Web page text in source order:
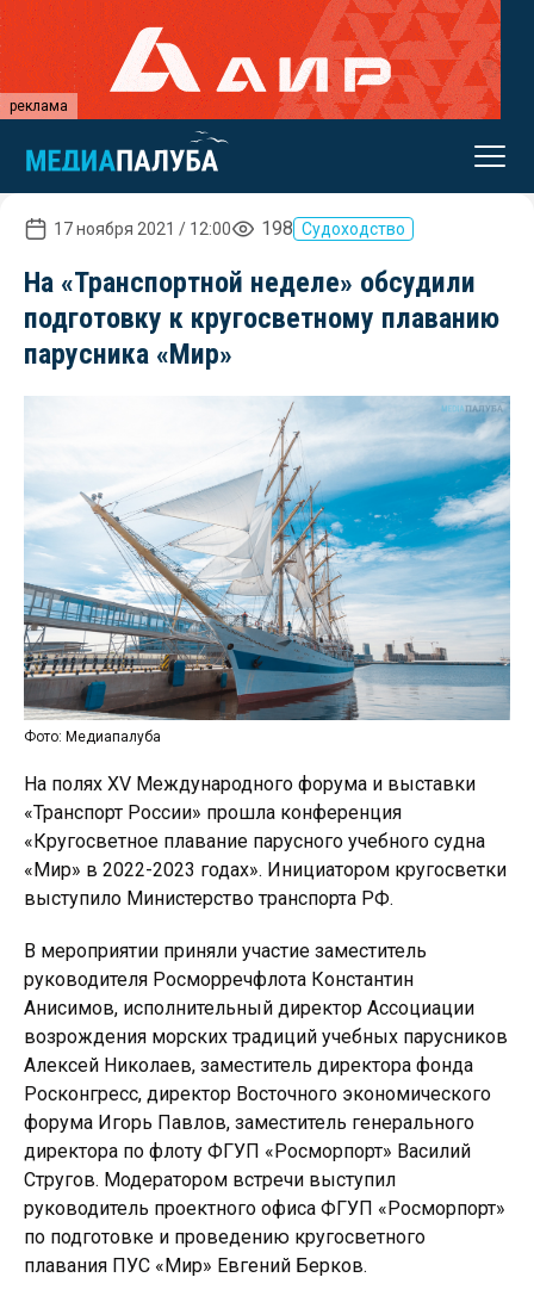
реклама
17 ноября 2021 / 12:00 198 Судоходство
На «Транспортной неделе» обсудили
подготовку к кругосветному плаванию
парусника «Мир»
Фото: Медиапалуба
На полях XV Международного форума и выставки
«Транспорт России» прошла конференция
«Кругосветное плавание парусного учебного судна
«Мир» в 2022-2023 годах». Инициатором кругосветки
выступило Министерство транспорта РФ.
В мероприятии приняли участие заместитель
руководителя Росморречфлота Константин
Анисимов, исполнительный директор Ассоциации
возрождения морских традиций учебных парусников
Алексей Николаев, заместитель директора фонда
Росконгресс, директор Восточного экономического
форума Игорь Павлов, заместитель генерального
директора по флоту ФГУП «Росморпорт» Василий
Стругов. Модератором встречи выступил
руководитель проектного офиса ФГУП «Росморпорт»
по подготовке и проведению кругосветного
плавания ПУС «Мир» Евгений Берков.